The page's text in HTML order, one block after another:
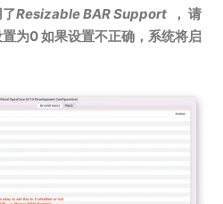
Resizable BAR Support ， 请
为0 如果设置不正确，系统将启